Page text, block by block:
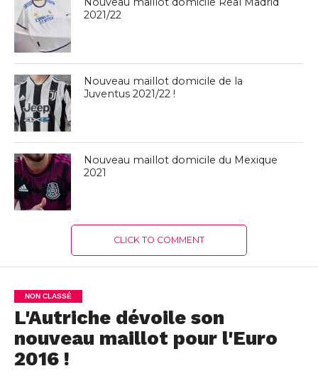
2021/22
Nouveau maillot domicile de la
Juventus 2021/22 !
Nouveau maillot domicile du Mexique
2021
CLICK TO COMMENT
NON CLASSÉ
L'Autriche dévoile son
nouveau maillot pour l'Euro
2016 !